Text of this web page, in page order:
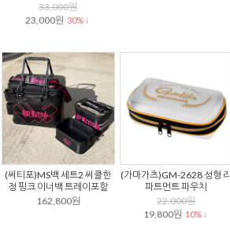
33,000원
23,000원 30% ↓
(써티포)MS백 세트2 써클한
정 핑크 이너백 트레이포함
162,800원
(가마가츠)GM-2628 성형 리
파트먼트 파우치
22,000원
19,800원 10% ↓